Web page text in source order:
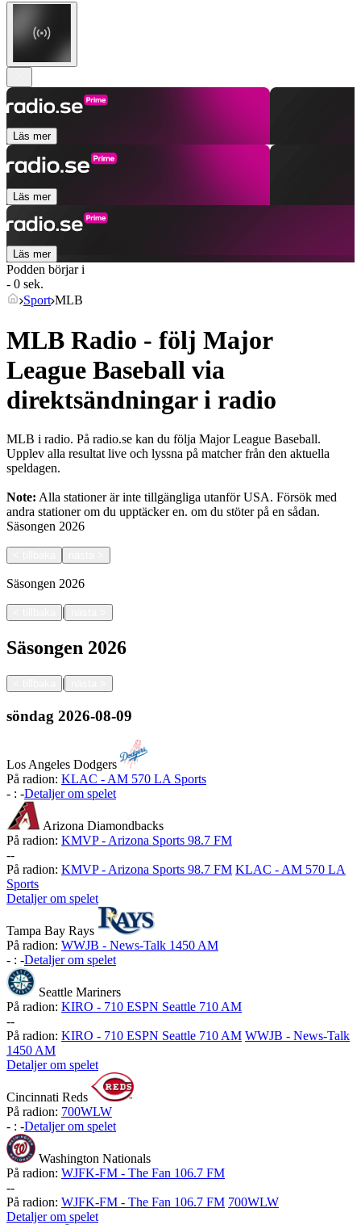
Läs mer
Läs mer
Läs mer
Podden börjar i
- 0 sek.
Sport MLB
MLB Radio - följ Major
League Baseball via
direktsändningar i radio
MLB i radio. På radio.se kan du följa Major League Baseball.
Upplev alla resultat live och lyssna på matcher från den aktuella
speldagen.
Note: Alla stationer är inte tillgängliga utanför USA. Försök med
andra stationer om du upptäcker en. om du stöter på en sådan.
Säsongen 2026
Säsongen 2026
|
Säsongen 2026
|
söndag 2026-08-09
Los Angeles Dodgers
På radion: KLAC - AM 570 LA Sports
- : -Detaljer om spelet
Arizona Diamondbacks
På radion: KMVP - Arizona Sports 98.7 FM
--
På radion: KMVP - Arizona Sports 98.7 FM KLAC - AM 570 LA
Sports
Detaljer om spelet
Tampa Bay Rays
På radion: WWJB - News-Talk 1450 AM
- : -Detaljer om spelet
Seattle Mariners
På radion: KIRO - 710 ESPN Seattle 710 AM
--
På radion: KIRO - 710 ESPN Seattle 710 AM WWJB - News-Talk
1450 AM
Detaljer om spelet
Cincinnati Reds
På radion: 700WLW
- : -Detaljer om spelet
Washington Nationals
På radion: WJFK-FM - The Fan 106.7 FM
--
På radion: WJFK-FM - The Fan 106.7 FM 700WLW
Detaljer om spelet